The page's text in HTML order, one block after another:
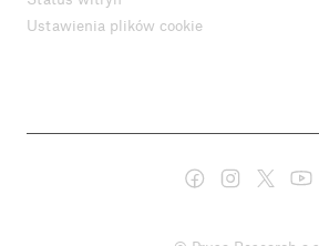
Ustawienia plików cookie